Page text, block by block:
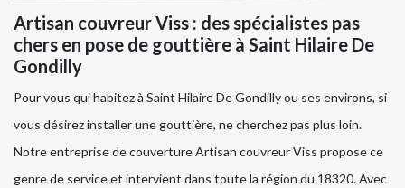
Artisan couvreur Viss : des spécialistes pas
chers en pose de gouttière à Saint Hilaire De
Gondilly
Pour vous qui habitez à Saint Hilaire De Gondilly ou ses environs, si
vous désirez installer une gouttière, ne cherchez pas plus loin.
Notre entreprise de couverture Artisan couvreur Viss propose ce
genre de service et intervient dans toute la région du 18320. Avec